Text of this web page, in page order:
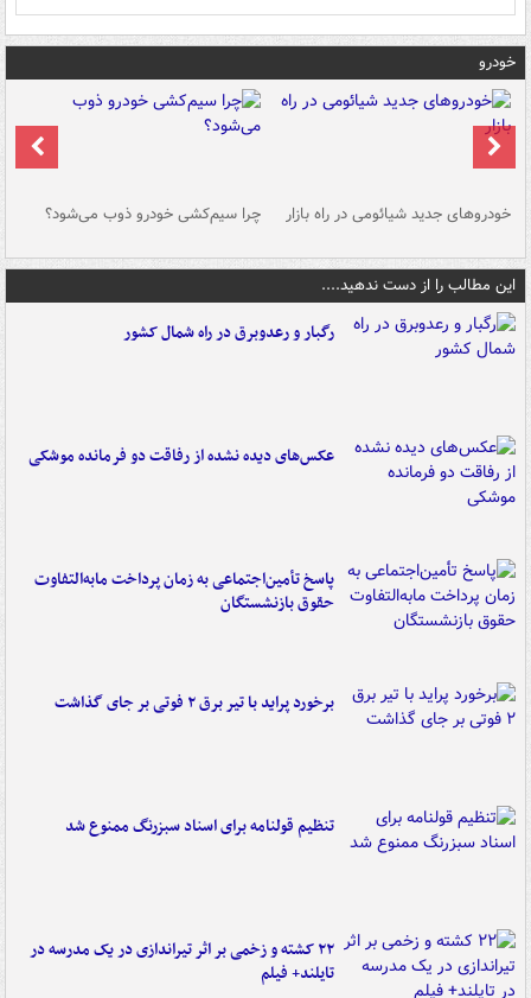
خودرو
خودروهای جدید شیائومی در راه بازار چرا سیم‌کشی خودرو ذوب می‌شود؟
این مطالب را از دست ندهید....
رگبار و رعدوبرق در راه شمال کشور
عکس‌های دیده نشده از رفاقت دو فرمانده‌ موشکی
پاسخ تأمین‌اجتماعی به زمان پرداخت مابه‌التفاوت
حقوق بازنشستگان
برخورد پراید با تیر برق ۲ فوتی بر جای گذاشت
تنظیم قولنامه برای اسناد سبزرنگ ممنوع شد
۲۲ کشته و زخمی بر اثر تیراندازی در یک مدرسه در
تایلند+ فیلم